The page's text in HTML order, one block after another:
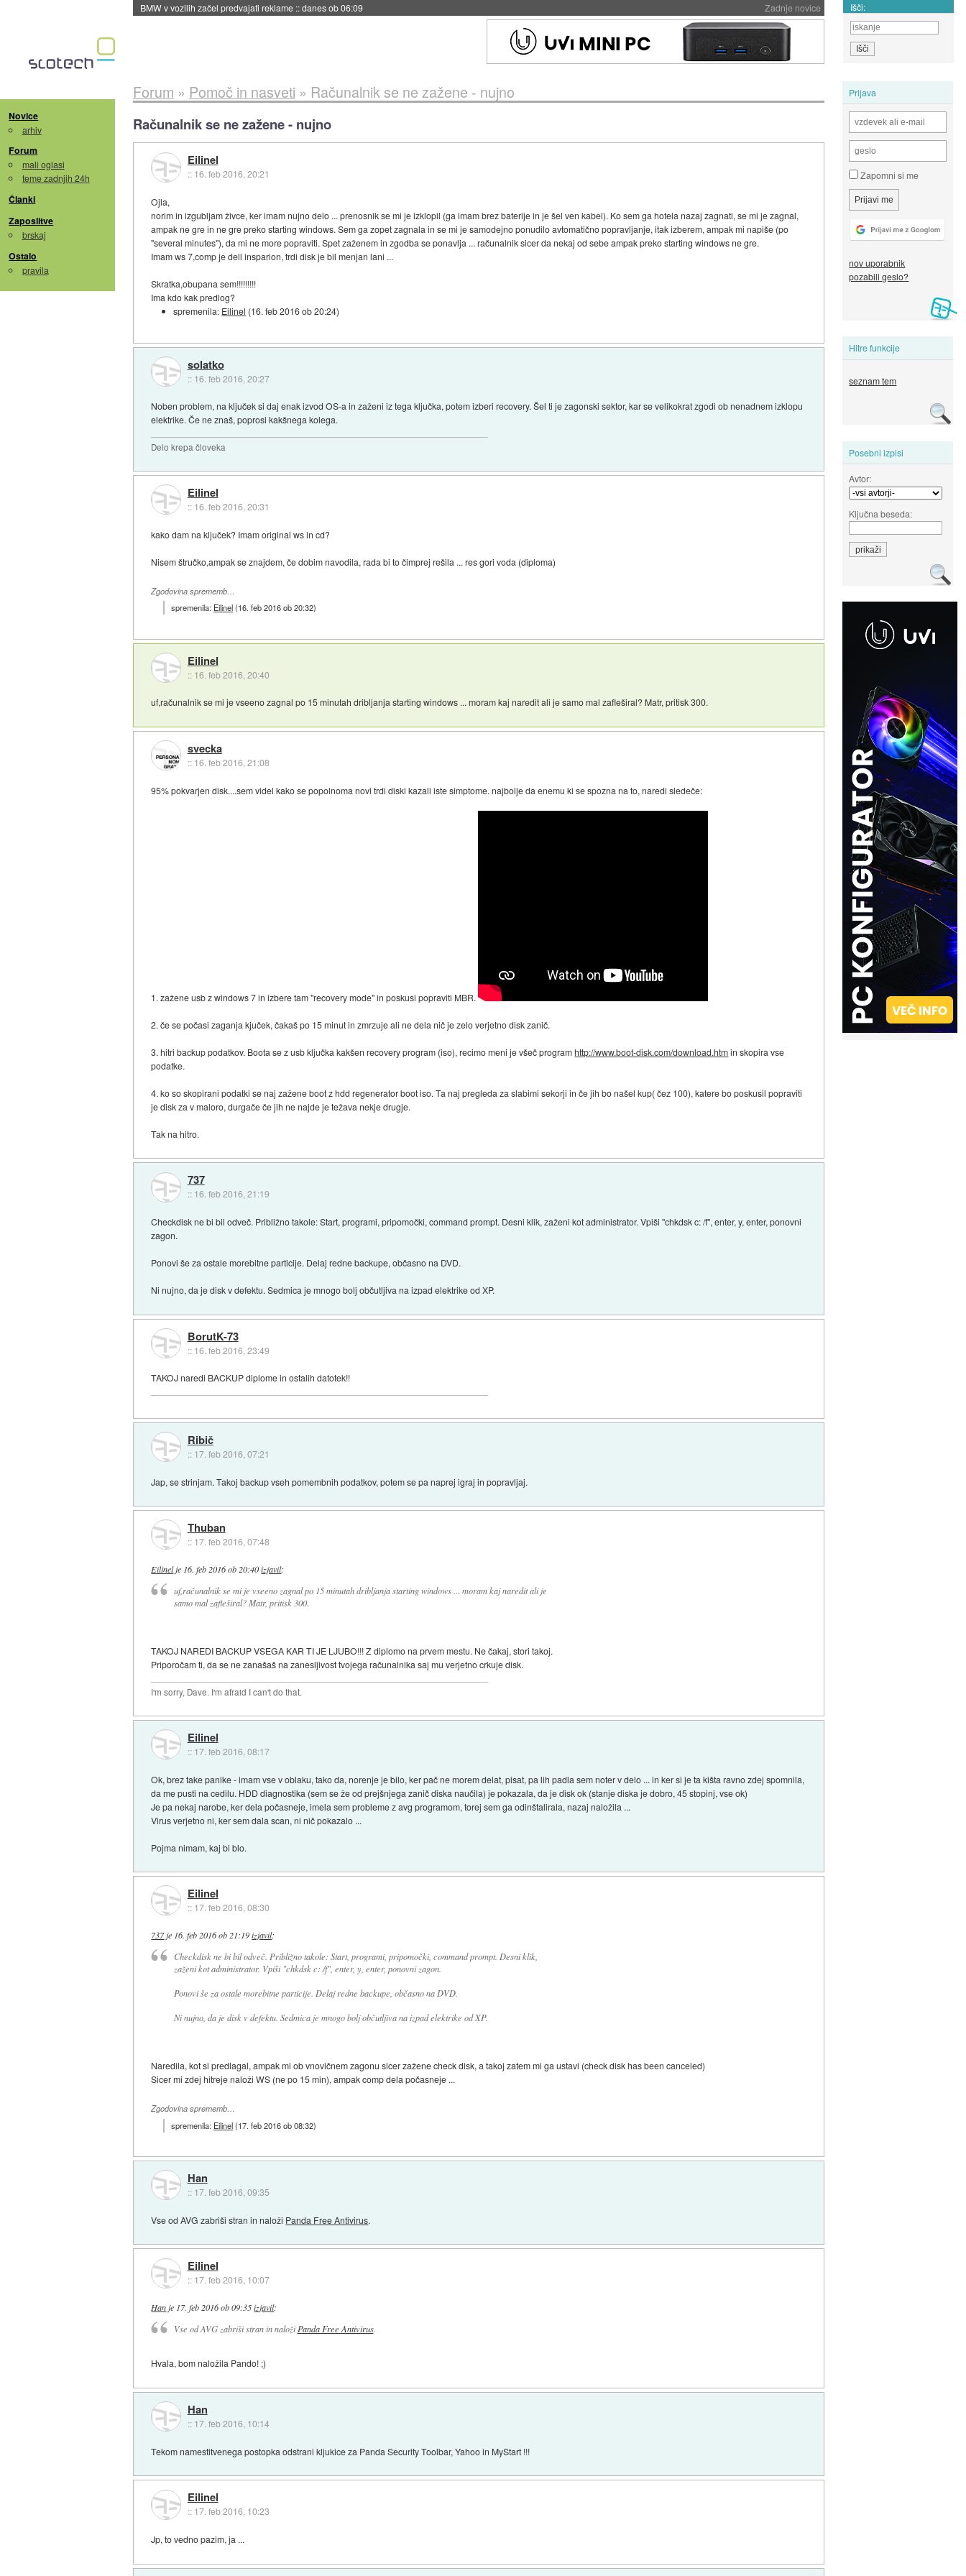
Zadnje novice
BMW v vozilih začel predvajati reklame ::danes ob 06:09 Išči:
Novice
arhiv
Forum
mali oglasi
teme zadnjih 24h
Članki
Zaposlitve
brskaj
Ostalo
pravila
Prijava
Zapomni si me
nov uporabnik
pozabili geslo?
Hitre funkcije
seznam tem
Posebni izpisi
Avtor:
Ključna beseda:
Forum » Pomoč in nasveti » Računalnik se ne zažene - nujno
Računalnik se ne zažene - nujno
Eilinel
:: 16. feb 2016, 20:21
Ojla,
norim in izgubljam živce, ker imam nujno delo ... prenosnik se mi je izklopil (ga imam brez baterije in je šel ven kabel). Ko sem ga hotela nazaj zagnati, se mi je zagnal,
ampak ne gre in ne gre preko starting windows. Sem ga zopet zagnala in se mi je samodejno ponudilo avtomatično popravljanje, itak izberem, ampak mi napiše (po
"several minutes"), da mi ne more popraviti. Spet zaženem in zgodba se ponavlja ... računalnik sicer da nekaj od sebe ampak preko starting windows ne gre.
Imam ws 7,comp je dell insparion, trdi disk je bil menjan lani ...
Skratka,obupana sem!!!!!!!!!
Ima kdo kak predlog?
spremenila: Eilinel (16. feb 2016 ob 20:24)
solatko
:: 16. feb 2016, 20:27
Noben problem, na ključek si daj enak izvod OS-a in zaženi iz tega ključka, potem izberi recovery. Šel ti je zagonski sektor, kar se velikokrat zgodi ob nenadnem izklopu
elektrike. Če ne znaš, poprosi kakšnega kolega.
Delo krepa človeka
Eilinel
:: 16. feb 2016, 20:31
kako dam na ključek? Imam original ws in cd?
Nisem štručko,ampak se znajdem, če dobim navodila, rada bi to čimprej rešila ... res gori voda (diploma)
Zgodovina sprememb…
spremenila: Eilinel(16. feb 2016 ob 20:32)
Eilinel
:: 16. feb 2016, 20:40
uf,računalnik se mi je vseeno zagnal po 15 minutah dribljanja starting windows ... moram kaj naredit ali je samo mal zafleširal? Matr, pritisk 300.
svecka
:: 16. feb 2016, 21:08
95% pokvarjen disk....sem videl kako se popolnoma novi trdi diski kazali iste simptome. najbolje da enemu ki se spozna na to, naredi sledeče:
1. zažene usb z windows 7 in izbere tam "recovery mode" in poskusi popraviti MBR.
2. če se počasi zaganja kjuček, čakaš po 15 minut in zmrzuje ali ne dela nič je zelo verjetno disk zanič.
3. hitri backup podatkov. Boota se z usb ključka kakšen recovery program (iso), recimo meni je všeč programhttp://www.boot-disk.com/download.htmin skopira vse
podatke.
4. ko so skopirani podatki se naj zažene boot z hdd regenerator boot iso. Ta naj pregleda za slabimi sekorji in če jih bo našel kup( čez 100), katere bo poskusil popraviti
je disk za v maloro, durgače če jih ne najde je težava nekje drugje.
Tak na hitro.
737
:: 16. feb 2016, 21:19
Checkdisk ne bi bil odveč. Približno takole: Start, programi, pripomočki, command prompt. Desni klik, zaženi kot administrator. Vpiši "chkdsk c: /f", enter, y, enter, ponovni
zagon.
Ponovi še za ostale morebitne particije. Delaj redne backupe, občasno na DVD.
Ni nujno, da je disk v defektu. Sedmica je mnogo bolj občutljiva na izpad elektrike od XP.
BorutK-73
:: 16. feb 2016, 23:49
TAKOJ naredi BACKUP diplome in ostalih datotek!!
Ribič
:: 17. feb 2016, 07:21
Jap, se strinjam. Takoj backup vseh pomembnih podatkov, potem se pa naprej igraj in popravljaj.
Thuban
:: 17. feb 2016, 07:48
Eilinelje 16. feb 2016 ob 20:40 izjavil:
uf,računalnik se mi je vseeno zagnal po 15 minutah dribljanja starting windows ... moram kaj naredit ali je
samo mal zafleširal? Matr, pritisk 300.
TAKOJ NAREDI BACKUP VSEGA KAR TI JE LJUBO!!! Z diplomo na prvem mestu. Ne čakaj, stori takoj.
Priporočam ti, da se ne zanašaš na zanesljivost tvojega računalnika saj mu verjetno crkuje disk.
I'm sorry, Dave. I'm afraid I can't do that.
Eilinel
:: 17. feb 2016, 08:17
Ok, brez take panike - imam vse v oblaku, tako da, norenje je bilo, ker pač ne morem delat, pisat, pa lih padla sem noter v delo ... in ker si je ta kišta ravno zdej spomnila,
da me pusti na cedilu. HDD diagnostika (sem se že od prejšnjega zanič diska naučila) je pokazala, da je disk ok (stanje diska je dobro, 45 stopinj, vse ok)
Je pa nekaj narobe, ker dela počasneje, imela sem probleme z avg programom, torej sem ga odinštalirala, nazaj naložila ...
Virus verjetno ni, ker sem dala scan, ni nič pokazalo ...
Pojma nimam, kaj bi blo.
Eilinel
:: 17. feb 2016, 08:30
737je 16. feb 2016 ob 21:19 izjavil:
Checkdisk ne bi bil odveč. Približno takole: Start, programi, pripomočki, command prompt. Desni klik,
zaženi kot administrator. Vpiši "chkdsk c: /f", enter, y, enter, ponovni zagon.
Ponovi še za ostale morebitne particije. Delaj redne backupe, občasno na DVD.
Ni nujno, da je disk v defektu. Sedmica je mnogo bolj občutljiva na izpad elektrike od XP.
Naredila, kot si predlagal, ampak mi ob vnovičnem zagonu sicer zažene check disk, a takoj zatem mi ga ustavi (check disk has been canceled)
Sicer mi zdej hitreje naloži WS (ne po 15 min), ampak comp dela počasneje ...
Zgodovina sprememb…
spremenila: Eilinel(17. feb 2016 ob 08:32)
Han
:: 17. feb 2016, 09:35
Vse od AVG zabriši stran in naloži Panda Free Antivirus.
Eilinel
:: 17. feb 2016, 10:07
Han je 17. feb 2016 ob 09:35 izjavil:
Vse od AVG zabriši stran in naložiPanda Free Antivirus.
Hvala, bom naložila Pando! ;)
Han
:: 17. feb 2016, 10:14
Tekom namestitvenega postopka odstrani kljukice za Panda Security Toolbar, Yahoo in MyStart !!!
Eilinel
:: 17. feb 2016, 10:23
Jp, to vedno pazim, ja ...